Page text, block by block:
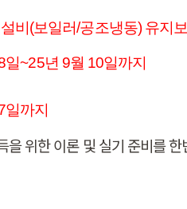
비(보일러/공조냉동) 유지
~25년 9월 10일까지
까지
위한 이론 및 실기 준비를 한